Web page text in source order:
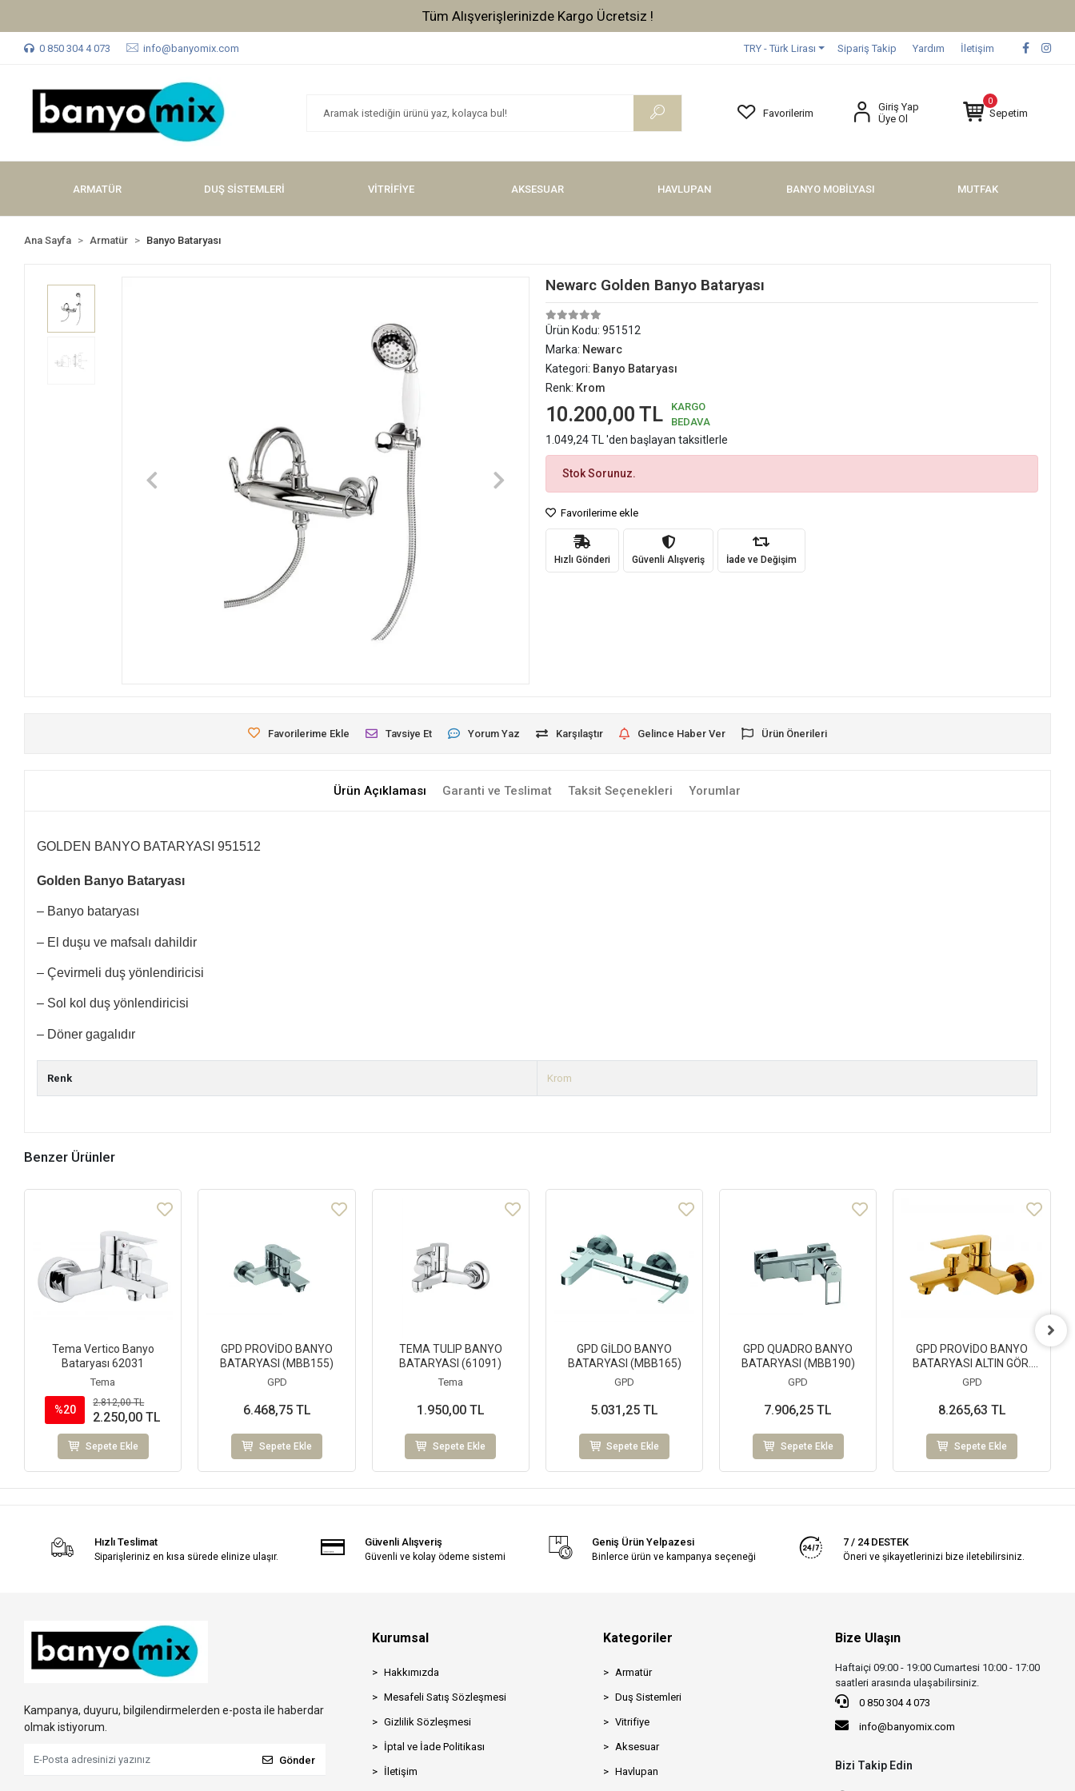
Tüm Alışverişlerinizde Kargo Ücretsiz !
0 850 304 4 073 info@banyomix.com TRY - Türk Lirası Sipariş Takip Yardım İletişim
Favorilerim
Giriş Yap
Üye Ol
0
Sepetim
ARMATÜR DUŞ SİSTEMLERİ VİTRİFİYE AKSESUAR HAVLUPAN BANYO MOBİLYASI MUTFAK
Ana Sayfa Armatür Banyo Bataryası
Newarc Golden Banyo Bataryası
Ürün Kodu: 951512
Marka: Newarc
Kategori: Banyo Bataryası
Renk: Krom
10.200,00 TL
KARGO
BEDAVA
1.049,24 TL 'den başlayan taksitlerle
Stok Sorunuz.
Favorilerime ekle
Hızlı Gönderi Güvenli Alışveriş İade ve Değişim
Favorilerime Ekle Tavsiye Et Yorum Yaz Karşılaştır Gelince Haber Ver Ürün Önerileri
Ürün Açıklaması Garanti ve Teslimat Taksit Seçenekleri Yorumlar
GOLDEN BANYO BATARYASI 951512
Golden Banyo Bataryası
– Banyo bataryası
– El duşu ve mafsalı dahildir
– Çevirmeli duş yönlendiricisi
– Sol kol duş yönlendiricisi
– Döner gagalıdır
Renk Krom
Benzer Ürünler
Tema Vertico Banyo
Bataryası 62031
Tema
%20
2.812,00 TL
2.250,00 TL
Sepete Ekle
GPD PROVİDO BANYO
BATARYASI (MBB155)
GPD
6.468,75 TL
Sepete Ekle
TEMA TULIP BANYO
BATARYASI (61091)
Tema
1.950,00 TL
Sepete Ekle
GPD GİLDO BANYO
BATARYASI (MBB165)
GPD
5.031,25 TL
Sepete Ekle
GPD QUADRO BANYO
BATARYASI (MBB190)
GPD
7.906,25 TL
Sepete Ekle
GPD PROVİDO BANYO
BATARYASI ALTIN GÖR.
(MBB155-A)
GPD
8.265,63 TL
Sepete Ekle
Hızlı Teslimat
Siparişleriniz en kısa sürede elinize ulaşır.
Güvenli Alışveriş
Güvenli ve kolay ödeme sistemi
Geniş Ürün Yelpazesi
Binlerce ürün ve kampanya seçeneği
7 / 24 DESTEK
Öneri ve şikayetlerinizi bize iletebilirsiniz.
Kampanya, duyuru, bilgilendirmelerden e-posta ile haberdar
olmak istiyorum.
Gönder
Kurumsal
Hakkımızda
Mesafeli Satış Sözleşmesi
Gizlilik Sözleşmesi
İptal ve İade Politikası
İletişim
Kategoriler
Armatür
Duş Sistemleri
Vitrifiye
Aksesuar
Havlupan
Bize Ulaşın
Haftaiçi 09:00 - 19:00 Cumartesi 10:00 - 17:00
saatleri arasında ulaşabilirsiniz.
0 850 304 4 073
info@banyomix.com
Bizi Takip Edin